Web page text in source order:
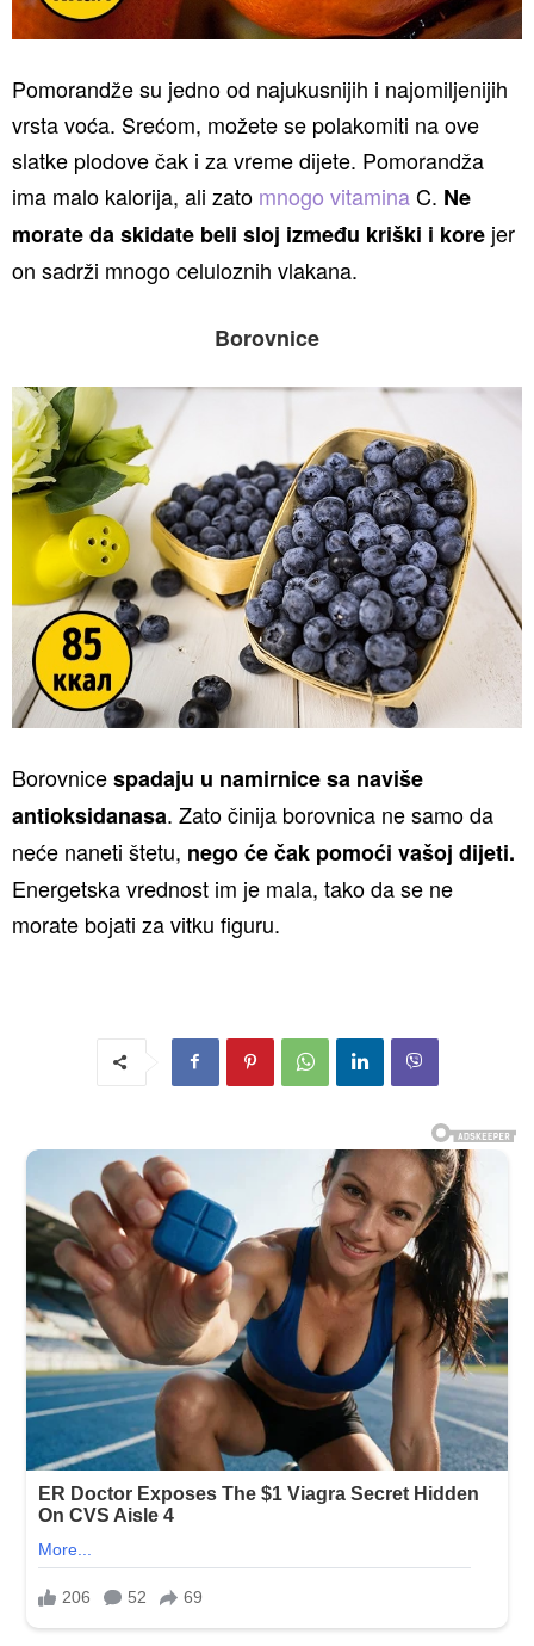
Pomorandže su jedno od najukusnijih i najomiljenijih
vrsta voća. Srećom, možete se polakomiti na ove
slatke plodove čak i za vreme dijete. Pomorandža
ima malo kalorija, ali zato mnogo vitaminaC. Ne
morate da skidate beli sloj između kriški i kore jer
on sadrži mnogo celuloznih vlakana.
Borovnice
Borovnicespadaju u namirnice sa naviše
antioksidanasa. Zato činija borovnica ne samo da
neće naneti štetu, nego će čak pomoći vašoj dijeti.
Energetska vrednost im je mala, tako da se ne
morate bojati za vitku figuru.